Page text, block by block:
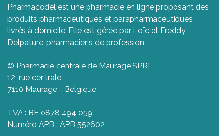
Pharmacodel est une pharmacie en ligne proposant des
produits pharmaceutiques et parapharmaceutiques
livrés à domicile. Elle est gérée par Loïc et Freddy
Delpature, pharmaciens de profession.
© Pharmacie centrale de Maurage SPRL
12, rue centrale
7110 Maurage - Belgique
TVA : BE 0878 494 059
Numéro APB : APB 552602